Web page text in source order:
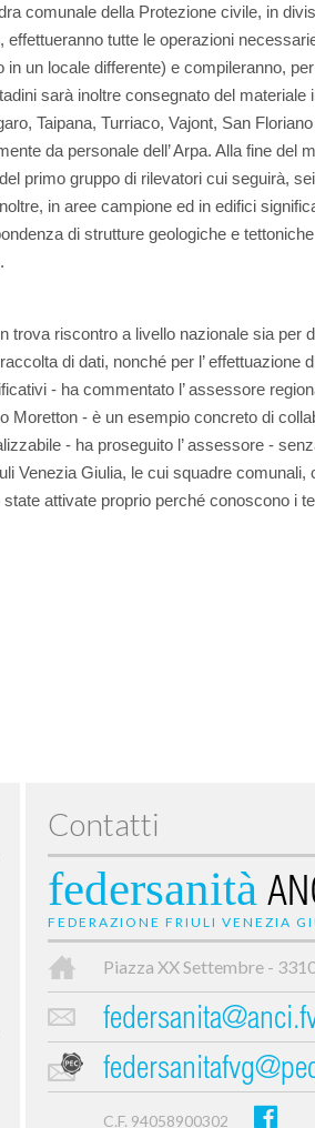
comunale della Protezione civile, in
tutte le operazioni
un locale differente) e compileranno,
sarà inoltre consegnato del materiale
Taipana, Turriaco, Vajont, San
da personale dell’ Arpa. Alla fine del
primo gruppo di rilevatori cui seguirà,
in aree campione ed in edifici
di strutture geologiche e
trova riscontro a livello nazionale sia per
di dati, nonché per l’ effettuazione
- ha commentato l’ assessore
Moretton - è un esempio concreto di
- ha proseguito l’ assessore -
Venezia Giulia, le cui squadre comunali,
attivate proprio perché conoscono i
Contatti
federsanità
FEDERAZIONE FRIULI VENEZIA
Piazza XX Settembre -
C.F. 94058900302